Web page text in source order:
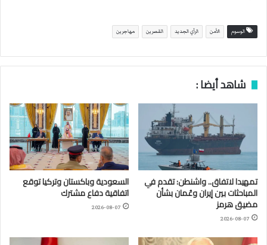
الوسوم الأمن الرأي الجديد القصرين مهاجرين
شاهد أيضا :
تمهيدا لاتفاق.. واشنطن: تقدم في
المباحثات بين إيران وعُمان بشأن
مضيق هرمز
2026-08-07
السعودية وباكستان وتركيا توقع
اتفاقية دفاع مشترك
2026-08-07